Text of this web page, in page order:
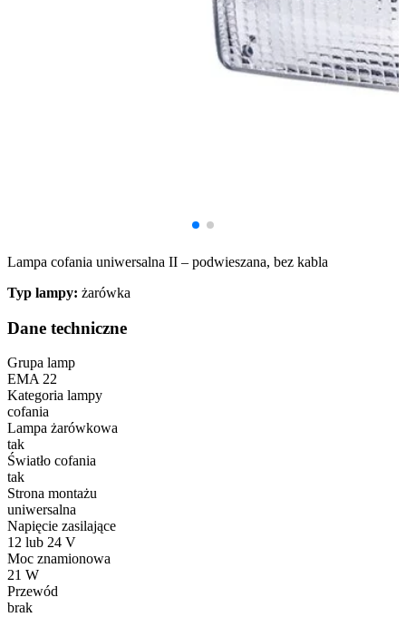
Lampa cofania uniwersalna II – podwieszana, bez kabla
Typ lampy: żarówka
Dane techniczne
Grupa lamp
EMA 22
Kategoria lampy
cofania
Lampa żarówkowa
tak
Światło cofania
tak
Strona montażu
uniwersalna
Napięcie zasilające
12 lub 24 V
Moc znamionowa
21 W
Przewód
brak